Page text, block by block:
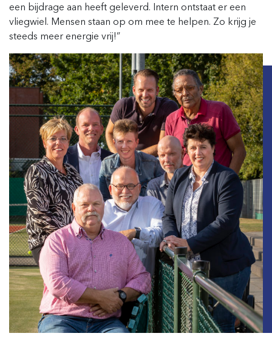
een bijdrage aan heeft geleverd. Intern ontstaat er een
vliegwiel. Mensen staan op om mee te helpen. Zo krijg je
steeds meer energie vrij!”